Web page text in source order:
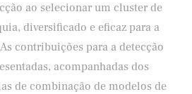
ao selecionar um cluster de
diversificado e eficaz para a
contribuições para a detecção
acompanhadas dos
de combinação de modelos de